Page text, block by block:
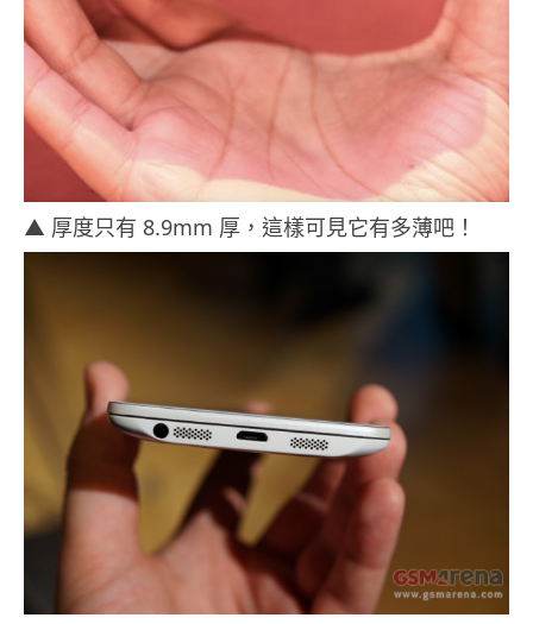
▲ 厚度只有 8.9mm 厚，這樣可見它有多薄吧！